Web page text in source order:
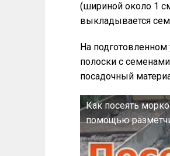
(шириной около 1
выкладывается
На
полоски с
посадочный
Как посеять
помощью